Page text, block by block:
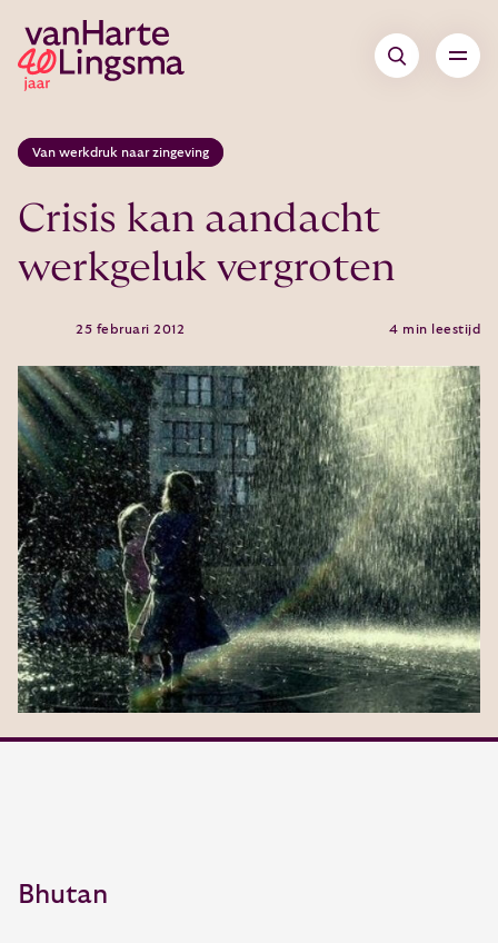
Van werkdruk naar zingeving
Crisis kan aandacht
werkgeluk vergroten
25 februari 2012 4 min leestijd
Bhutan